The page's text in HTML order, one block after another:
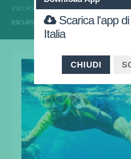
ESCURSIONI E DIVERTIMENTI CALABRIA
ESCURSIONI E DIVERTIMENTI CROTONE
Scarica l'app
Italia
CHIUDI